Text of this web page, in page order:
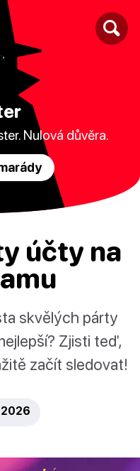
Nulová důvěra.
účty na
skvělých párty
Zjisti teď,
začít sledovat!